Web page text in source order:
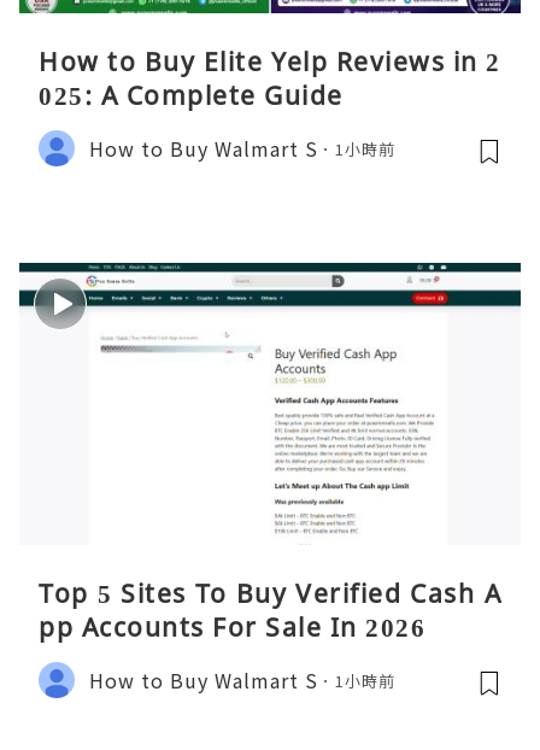
How to Buy Elite Yelp Reviews in 2
025: A Complete Guide
How to Buy Walmart S 1小時前
Top 5 Sites To Buy Verified Cash A
pp Accounts For Sale In 2026
How to Buy Walmart S 1小時前